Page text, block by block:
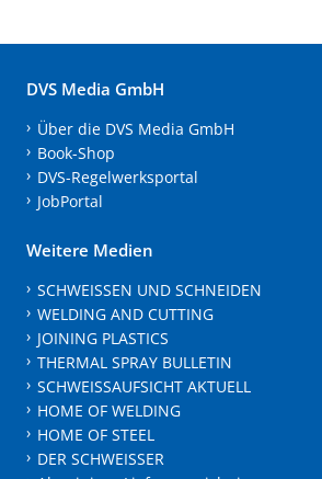
DVS Media GmbH
Über die DVS Media GmbH
Book-Shop
DVS-Regelwerksportal
JobPortal
Weitere Medien
SCHWEISSEN UND SCHNEIDEN
WELDING AND CUTTING
JOINING PLASTICS
THERMAL SPRAY BULLETIN
SCHWEISSAUFSICHT AKTUELL
HOME OF WELDING
HOME OF STEEL
DER SCHWEISSER